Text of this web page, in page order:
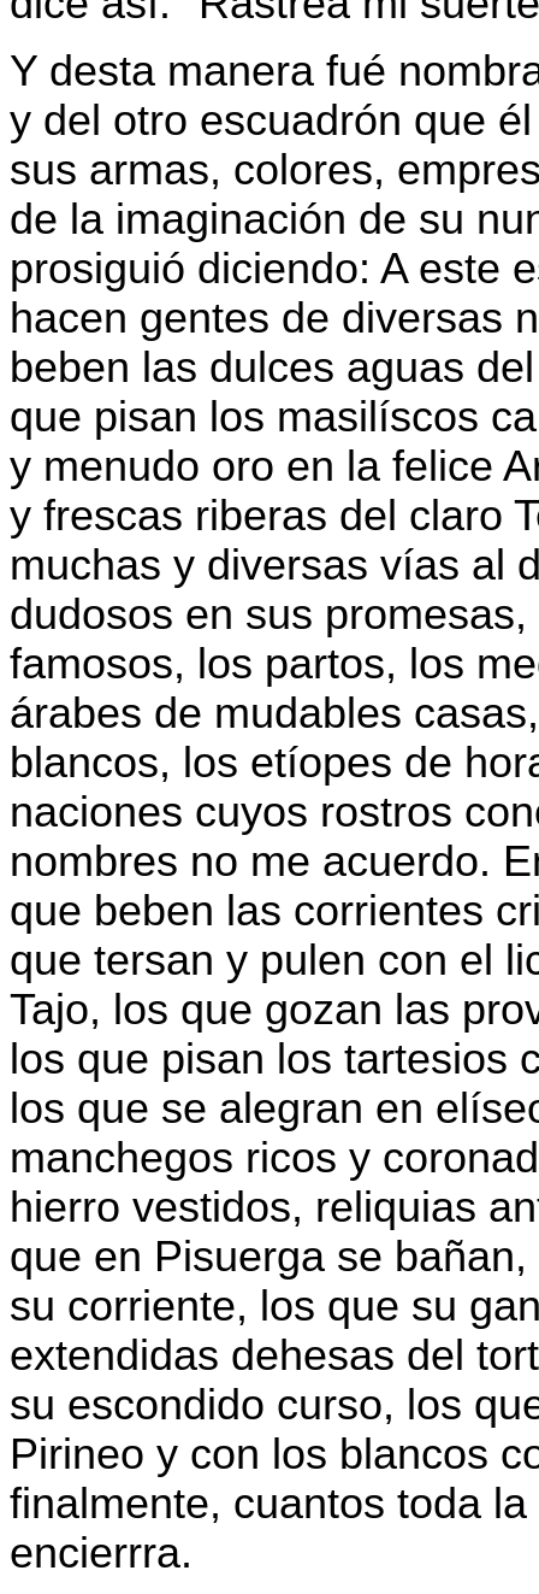
Y desta manera fué
y del otro escuadrón que
sus armas, colores,
de la imaginación de su
prosiguió diciendo: A este
hacen gentes de diversas
beben las dulces aguas
que pisan los masilíscos
y menudo oro en la felice
y frescas riberas del claro
muchas y diversas vías al
dudosos en sus
famosos, los partos, los
árabes de mudables
blancos, los etíopes de
naciones cuyos rostros
nombres no me acuerdo.
que beben las corrientes
que tersan y pulen con el
Tajo, los que gozan las
los que pisan los tartesios
los que se alegran en
manchegos ricos y
hierro vestidos, reliquias
que en Pisuerga se
su corriente, los que su
extendidas dehesas del
su escondido curso, los
Pirineo y con los blancos
finalmente, cuantos toda
encierrra.